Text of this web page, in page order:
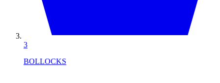
3
BOLLOCKS